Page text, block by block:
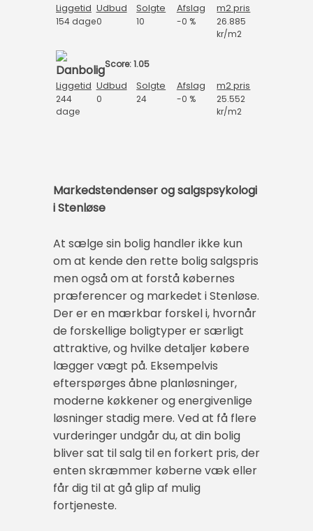
Liggetid Udbud Solgte Afslag m2 pris
154 dage0 10 -0 %
26.885
kr/m2
Score: 1.05
Liggetid Udbud Solgte Afslag m2 pris
244
dage
0 24 -0 %
25.552
kr/m2
Markedstendenser og salgspsykologi
i Stenløse
At sælge sin bolig handler ikke kun
om at kende den rette bolig salgspris
men også om at forstå købernes
præferencer og markedet i Stenløse.
Der er en mærkbar forskel i, hvornår
de forskellige boligtyper er særligt
attraktive, og hvilke detaljer købere
lægger vægt på. Eksempelvis
efterspørges åbne planløsninger,
moderne køkkener og energivenlige
løsninger stadig mere. Ved at få flere
vurderinger undgår du, at din bolig
bliver sat til salg til en forkert pris, der
enten skræmmer køberne væk eller
får dig til at gå glip af mulig
fortjeneste.